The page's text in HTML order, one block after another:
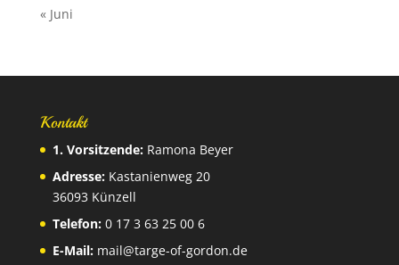
« Juni
Kontakt
1. Vorsitzende:Ramona Beyer
Adresse:Kastanienweg 20
36093 Künzell
Telefon:0 17 3 63 25 00 6
E-Mail: mail@targe-of-gordon.de